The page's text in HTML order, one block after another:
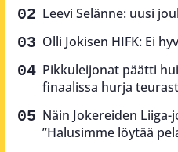
Leevi Selänne: uusi
Olli Jokisen HIFK: Ei
Pikkuleijonat päätti
finaalissa hurja
Näin Jokereiden
”Halusimme löytää